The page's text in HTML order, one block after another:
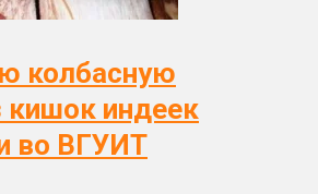
колбасную
кишок индеек
во ВГУИТ